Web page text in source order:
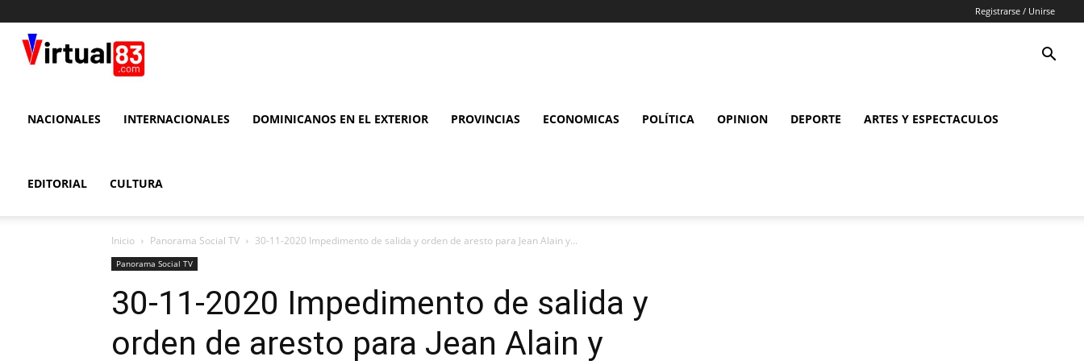
Registrarse / Unirse
83
NACIONALES INTERNACIONALES DOMINICANOS EN EL EXTERIOR PROVINCIAS ECONOMICAS POLÍTICA OPINION DEPORTE ARTES Y ESPECTACULOS
EDITORIAL CULTURA
Inicio Panorama Social TV 30-11-2020 Impedimento de salida y orden de aresto para Jean Alain y...
Panorama Social TV
30-11-2020 Impedimento de salida y
orden de aresto para Jean Alain y